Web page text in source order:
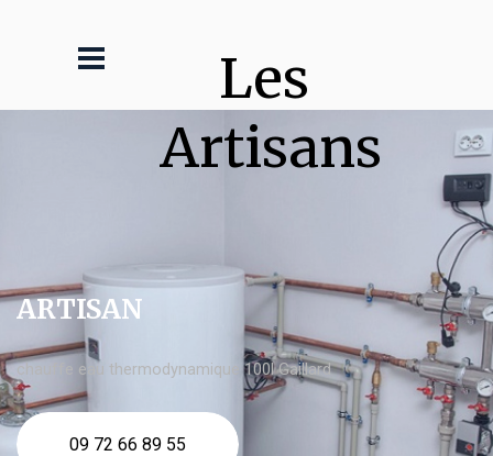
Les
Artisans
ARTISAN
chauffe eau thermodynamique 100l Gaillard
09 72 66 89 55